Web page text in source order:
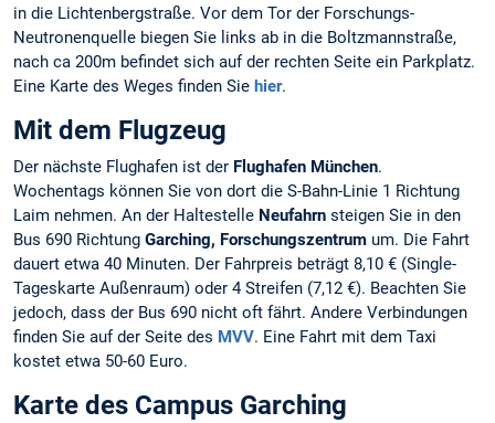
in die Lichtenbergstraße. Vor dem Tor der Forschungs-
Neutronenquelle biegen Sie links ab in die Boltzmannstraße,
nach ca 200m befindet sich auf der rechten Seite ein Parkplatz.
Eine Karte des Weges finden Sie hier.
Mit dem Flugzeug
Der nächste Flughafen ist der Flughafen München.
Wochentags können Sie von dort die S-Bahn-Linie 1 Richtung
Laim nehmen. An der Haltestelle Neufahrn steigen Sie in den
Bus 690 Richtung Garching, Forschungszentrum um. Die Fahrt
dauert etwa 40 Minuten. Der Fahrpreis beträgt 8,10 € (Single-
Tageskarte Außenraum) oder 4 Streifen (7,12 €). Beachten Sie
jedoch, dass der Bus 690 nicht oft fährt. Andere Verbindungen
finden Sie auf der Seite des MVV. Eine Fahrt mit dem Taxi
kostet etwa 50-60 Euro.
Karte des Campus Garching